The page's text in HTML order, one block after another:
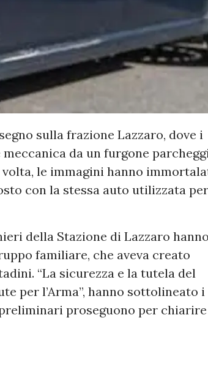
sulla frazione Lazzaro, dove i
da un furgone
le immagini hanno
con la stessa auto utilizzata
della Stazione di Lazzaro hanno
familiare, che aveva creato
“La sicurezza e la tutela del
per l’Arma”, hanno sottolineato i
proseguono per chiarire